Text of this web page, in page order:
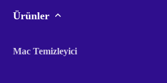
Ürünler
Mac Temizleyici